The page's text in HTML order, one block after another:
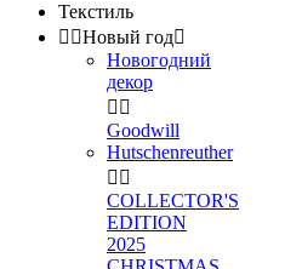
Текстиль
 Новый год
Новогодний
декор
 
Goodwill
Hutschenreuther
 
COLLECTOR'S
EDITION
2025